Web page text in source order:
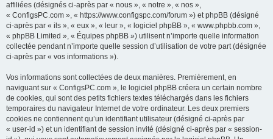
affiliées (désignés ci-après par « nous », « notre », « nos »,
« ConfigsPC.com », « https://www.configspc.com/forum ») et phpBB (désigné
ci-après par « ils », « eux », « leur », « logiciel phpBB », « www.phpbb.com »,
« phpBB Limited », « Équipes phpBB ») utilisent n’importe quelle information
collectée pendant n’importe quelle session d’utilisation de votre part (désignée
ci-après par « vos informations »).
Vos informations sont collectées de deux manières. Premièrement, en
naviguant sur « ConfigsPC.com », le logiciel phpBB créera un certain nombre
de cookies, qui sont des petits fichiers textes téléchargés dans les fichiers
temporaires du navigateur Internet de votre ordinateur. Les deux premiers
cookies ne contiennent qu’un identifiant utilisateur (désigné ci-après par
« user-id ») et un identifiant de session invité (désigné ci-après par « session-